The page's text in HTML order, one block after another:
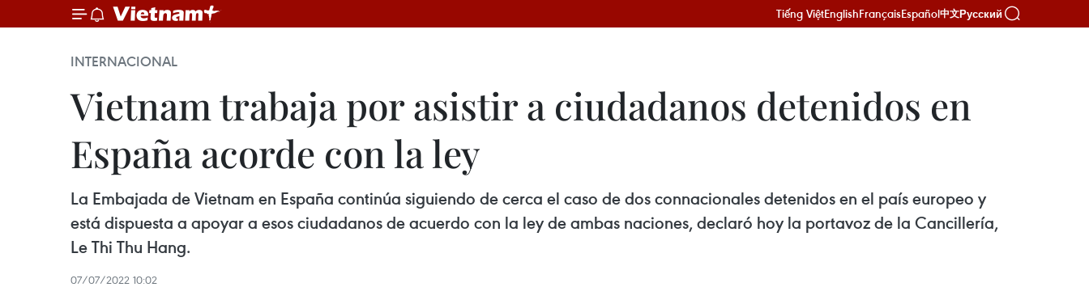
Tiếng ViệtEnglishFrançaisEspañol中文Русский
INTERNACIONAL
Vietnam trabaja por asistir a ciudadanos detenidos en
España acorde con la ley
La Embajada de Vietnam en España continúa siguiendo de cerca el caso de dos connacionales detenidos en el país europeo y
está dispuesta a apoyar a esos ciudadanos de acuerdo con la ley de ambas naciones, declaró hoy la portavoz de la Cancillería,
Le Thi Thu Hang.
07/07/2022 10:02